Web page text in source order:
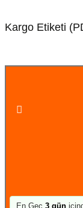
Kargo Etiketi
En Geç 3 gün